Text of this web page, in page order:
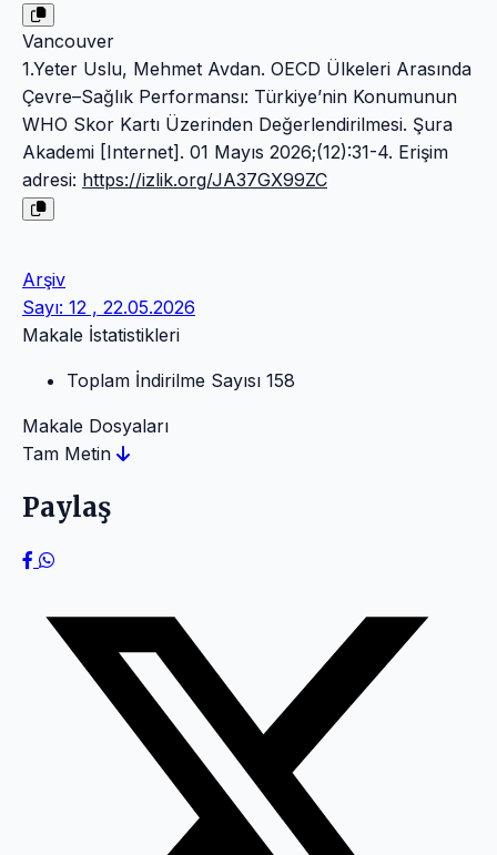
Vancouver
1.Yeter Uslu, Mehmet Avdan. OECD Ülkeleri Arasında
Çevre–Sağlık Performansı: Türkiye’nin Konumunun
WHO Skor Kartı Üzerinden Değerlendirilmesi. Şura
Akademi [Internet]. 01 Mayıs 2026;(12):31-4. Erişim
adresi: https://izlik.org/JA37GX99ZC
Arşiv
Sayı: 12 , 22.05.2026
Makale İstatistikleri
Toplam İndirilme Sayısı 158
Makale Dosyaları
Tam Metin
Paylaş